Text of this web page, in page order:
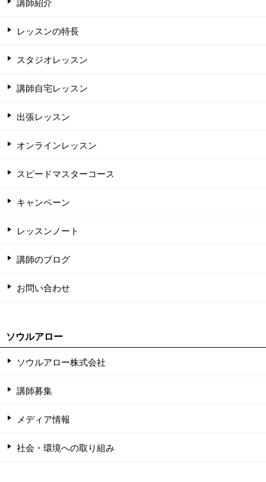
レッスンの特長
スタジオレッスン
講師自宅レッスン
出張レッスン
オンラインレッスン
スピードマスターコース
キャンペーン
レッスンノート
講師のブログ
お問い合わせ
ソウルアロー
ソウルアロー株式会社
講師募集
メディア情報
社会・環境への取り組み